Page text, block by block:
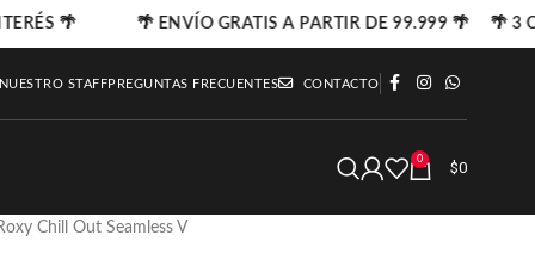
STAFFPREGUNTAS FRECUENTES CONTACTO
0 $0
Chill Out Seamless V
🌴 🌴 ENVÍO GRATIS A PARTIR DE 99.999 🌴 🌴 3